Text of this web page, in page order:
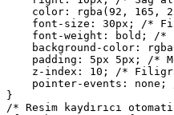
color: rgba(92, 165,
font-size: 30px; /*
font-weight: bold; /*
background-color:
padding: 5px 5px; /*
z-index: 10; /*
pointer-events: none;
}
/* Resim kaydırıcı